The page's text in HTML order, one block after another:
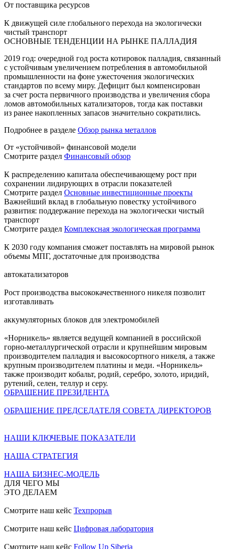
От поставщика ресурсов
К движущей силе глобального перехода на экологически
чистый транспорт
ОСНОВНЫЕ ТЕНДЕНЦИИ НА РЫНКЕ ПАЛЛАДИЯ
2019 год: очередной год роста котировок палладия, связанный
с устойчивым увеличением потребления в автомобильной
промышленности на фоне ужесточения экологических
стандартов по всему миру. Дефицит был компенсирован
за счет роста первичного производства и увеличения сбора
ломов автомобильных катализаторов, тогда как поставки
из ранее накопленных запасов значительно сократились.
Подробнее в разделе Обзор рынка металлов
От «устойчивой» финансовой модели
Смотрите раздел Финансовый обзор
К распределению капитала обеспечивающему рост при
сохранении лидирующих в отрасли показателей
Смотрите раздел Основные инвестиционные проекты
Важнейший вклад в глобальную повестку устойчивого
развития: поддержание перехода на экологически чистый
транспорт
Смотрите раздел Комплексная экологическая программа
К 2030 году компания сможет поставлять на мировой рынок
объемы МПГ, достаточные для производства
автокатализаторов
Рост производства высококачественного никеля позволит
изготавливать
аккумуляторных блоков для электромобилей
«Норникель» является ведущей компанией в российской
горно-металлургической отрасли и крупнейшим мировым
производителем палладия и высокосортного никеля, а также
крупным производителем платины и меди. «Норникель»
также производит кобальт, родий, серебро, золото, иридий,
рутений, селен, теллур и серу.
ОБРАЩЕНИЕ ПРЕЗИДЕНТА
ОБРАЩЕНИЕ ПРЕДСЕДАТЕЛЯ СОВЕТА ДИРЕКТОРОВ
НАШИ КЛЮЧЕВЫЕ ПОКАЗАТЕЛИ
НАША СТРАТЕГИЯ
НАША БИЗНЕС-МОДЕЛЬ
ДЛЯ ЧЕГО МЫ
ЭТО ДЕЛАЕМ
Смотрите наш кейс Техпрорыв
Смотрите наш кейс Цифровая лаборатория
Смотрите наш кейс Follow Up Siberia